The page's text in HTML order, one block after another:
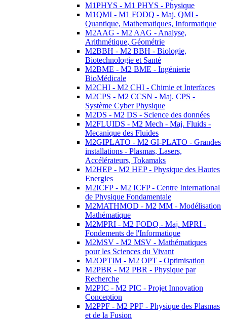
M1PHYS - M1 PHYS - Physique
M1QMI - M1 FODQ - Maj. QMI -
Quantique, Mathematiques, Informatique
M2AAG - M2 AAG - Analyse,
Arithmétique, Géométrie
M2BBH - M2 BBH - Biologie,
Biotechnologie et Santé
M2BME - M2 BME - Ingénierie
BioMédicale
M2CHI - M2 CHI - Chimie et Interfaces
M2CPS - M2 CCSN - Maj. CPS -
Système Cyber Physique
M2DS - M2 DS - Science des données
M2FLUIDS - M2 Mech - Maj. Fluids -
Mecanique des Fluides
M2GIPLATO - M2 GI-PLATO - Grandes
installations - Plasmas, Lasers,
Accélérateurs, Tokamaks
M2HEP - M2 HEP - Physique des Hautes
Energies
M2ICFP - M2 ICFP - Centre International
de Physique Fondamentale
M2MATHMOD - M2 MM - Modélisation
Mathématique
M2MPRI - M2 FODQ - Maj. MPRI -
Fondements de l'Informatique
M2MSV - M2 MSV - Mathématiques
pour les Sciences du Vivant
M2OPTIM - M2 OPT - Optimisation
M2PBR - M2 PBR - Physique par
Recherche
M2PIC - M2 PIC - Projet Innovation
Conception
M2PPF - M2 PPF - Physique des Plasmas
et de la Fusion